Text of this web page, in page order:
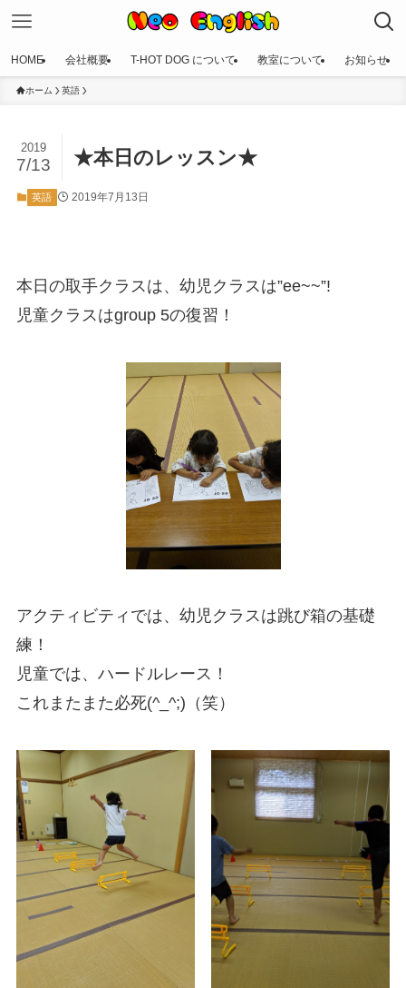
HOME 会社概要 T-HOT DOG について 教室について お知らせ
ホーム 英語
★本日のレッスン★
2019
7/13
英語 2019年7月13日
本日の取手クラスは、幼児クラスは”ee~~”!
児童クラスはgroup 5の復習！
アクティビティでは、幼児クラスは跳び箱の基礎
練！
児童では、ハードルレース！
これまたまた必死(^_^;)（笑）